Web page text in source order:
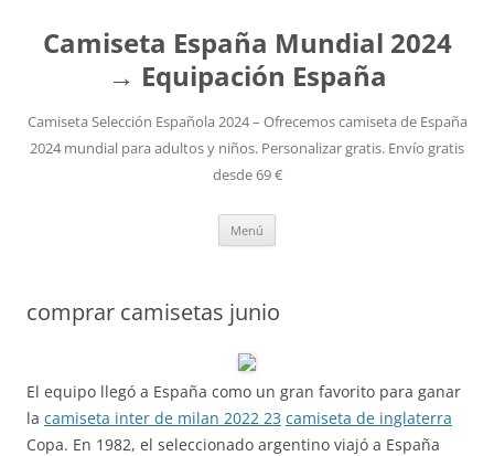
Camiseta España Mundial 2024
→ Equipación España
Camiseta Selección Española 2024 – Ofrecemos camiseta de España
2024 mundial para adultos y niños. Personalizar gratis. Envío gratis
desde 69 €
Menú
comprar camisetas junio
El equipo llegó a España como un gran favorito para ganar
la camiseta inter de milan 2022 23 camiseta de inglaterra
Copa. En 1982, el seleccionado argentino viajó a España